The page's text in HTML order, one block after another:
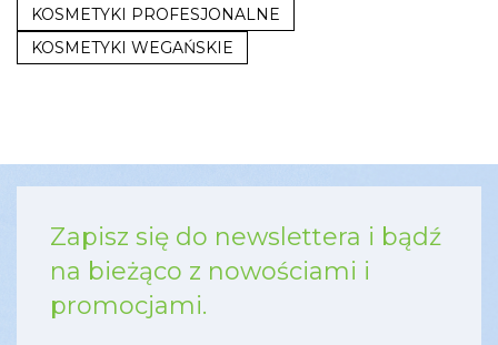
KOSMETYKI PROFESJONALNE
KOSMETYKI WEGAŃSKIE
Zapisz się do newslettera i bądź
na bieżąco z nowościami i
promocjami.